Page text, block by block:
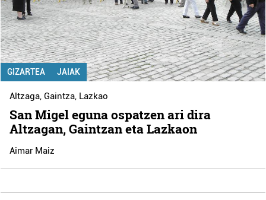
GIZARTEA JAIAK
Altzaga,Gaintza, Lazkao
San Migel eguna ospatzen ari dira
Altzagan, Gaintzan eta Lazkaon
Aimar Maiz